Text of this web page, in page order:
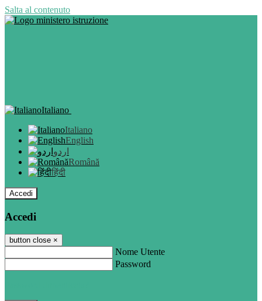
Salta al contenuto
Italiano
Italiano
English
اردو
Română
हिंदी
Accedi
Accedi
button close ×
Nome Utente
Password